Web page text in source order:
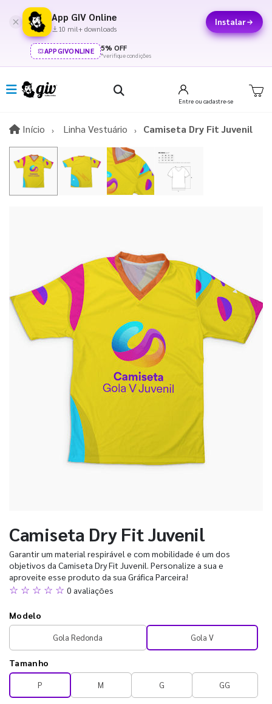
App GIV Online
10 mil+ downloads
Instalar
APPGIVONLINE 5% OFF
*verifique condições
Entre ou cadastre-se
Início InícioLinha Vestuário Camiseta Dry Fit Juvenil
Camiseta Dry Fit Juvenil
Garantir um material respirável e com mobilidade é um dos
objetivos da Camiseta Dry Fit Juvenil. Personalize a sua e
aproveite esse produto da sua Gráfica Parceira!
☆ ☆ ☆ ☆ ☆ 0 avaliações
Modelo
Gola Redonda Gola V
Tamanho
P M G GG